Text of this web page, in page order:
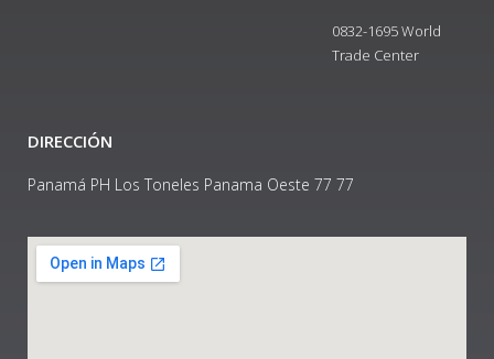
0832-1695 World
Trade Center
DIRECCIÓN
Panamá PH Los Toneles Panama Oeste 77 77